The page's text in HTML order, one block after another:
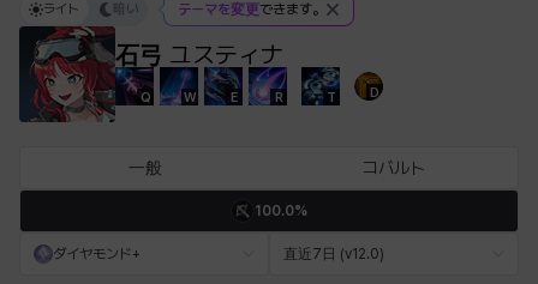
イアン イレム ウィリアム
カーラ ガーネット キアラ キャッシー クレイヴァー クロエ
石弓 ユスティナ
Q W E R T D
ライト 暗い テーマを変更できます。
一般 コバルト
100.0%
ダイヤモンド+ 直近7日 (v12.0)